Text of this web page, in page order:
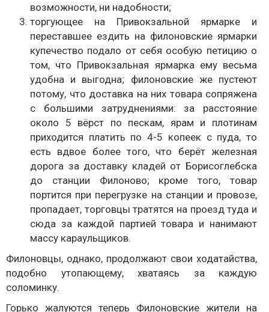
возможности, ни надобности;
торгующее на Привокзальной ярмарке и
переставшее ездить на филоновские ярмарки
купечество подало от себя особую петицию о
том, что Привокзальная ярмарка ему весьма
удобна и выгодна; филоновские же пустеют
потому, что доставка на них товара сопряжена
с большими затруднениями: за расстояние
около 5 вёрст по пескам, ярам и плотинам
приходится платить по 4-5 копеек с пуда, то
есть вдвое более того, что берёт железная
дорога за доставку кладей от Борисоглебска
до станции Филоново; кроме того, товар
портится при перегрузке на станции и провозе,
пропадает, торговцы тратятся на проезд туда и
сюда за каждой партией товара и нанимают
массу караульщиков.
Филоновцы, однако, продолжают свои ходатайства,
подобно утопающему, хватаясь за каждую
соломинку.
Горько жалуются теперь Филоновские жители на